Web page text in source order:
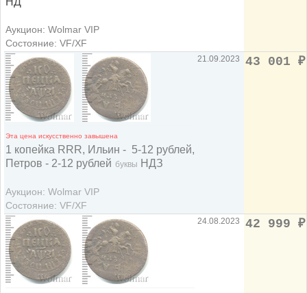
Аукцион: Wolmar VIP
Состояние: VF/XF
Эта цена искусственно завышена
1 копейка RRR, Ильин - 5-12 рублей,
Петров - 2-12 рублей буквы НДЗ
Аукцион: Wolmar VIP
Состояние: VF/XF
21.09.2023 43 001 ₽
24.08.2023 42 999 ₽